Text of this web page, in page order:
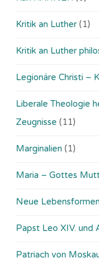
Kritik an Luther (1)
Kritik an Luther
Legionäre Christi –
Liberale Theologie
Zeugnisse (11)
Marginalien (1)
Maria – Gottes
Neue Lebensformen
Papst Leo XIV. und
Patriach von